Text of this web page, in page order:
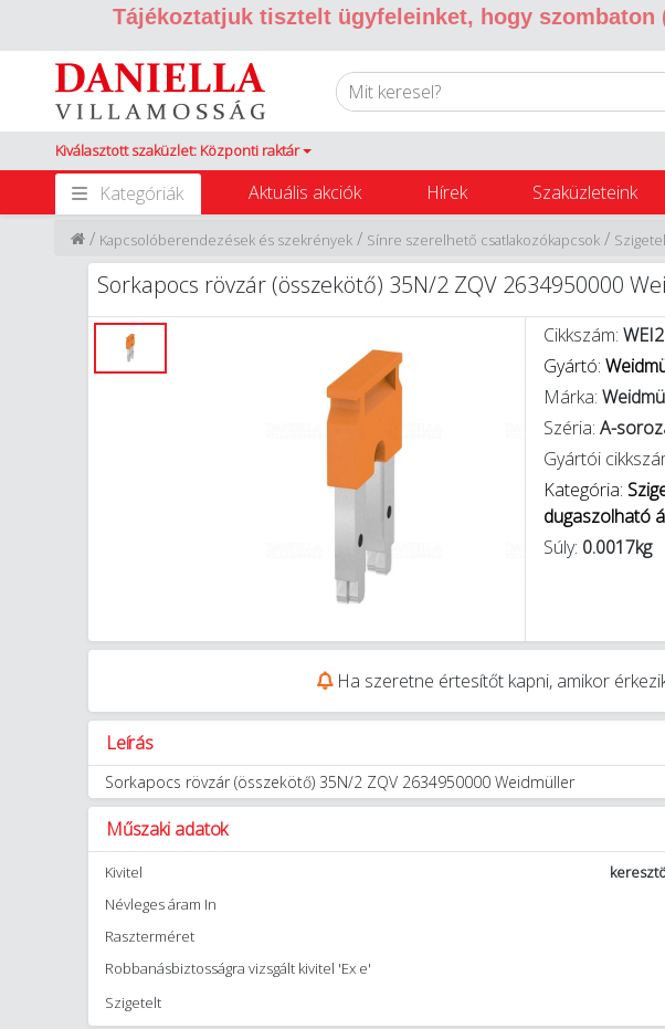
Tájékoztatjuk tisztelt ügyfeleinket, hogy
Kiválasztott szaküzlet: Központi raktár
Kategóriák Aktuális akciók Hírek Szaküzleteink
/
Sínre szerelhető csatlakozókapcsok
/
Kapcsolóberendezések és szekrények
/
Sorkapocs rövzár (összekötő) 35N/2 ZQV 2634950000
Cikkszám:
Gyártó:
Márka:
Széria: A-
Gyártói
Kategória:
dugaszolható
Súly: 0.0017kg
Ha szeretne értesítőt kapni, amikor
Leírás
Sorkapocs rövzár (összekötő) 35N/2 ZQV 2634950000 Weidmüller
Műszaki adatok
Kivitel
Névleges áram In
Raszterméret
Robbanásbiztosságra vizsgált kivitel 'Ex e'
Szigetelt